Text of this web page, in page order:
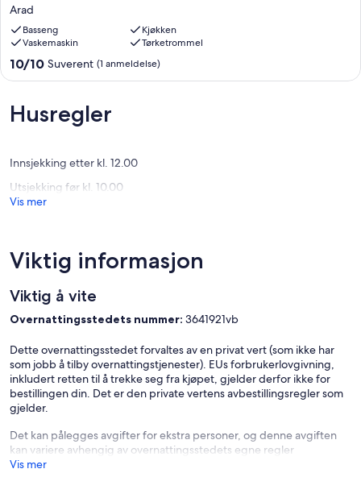
-
ARED
Luxurious
Apartments
Arad
Arad
Basseng
Kjøkken
Vaskemaskin
Tørketrommel
10.0
av
Suverent,
(1
10/10 Suverent (1 anmeldelse)
Husregler
Innsjekking etter kl. 12.00
Utsjekking før kl. 10.00
Vis mer
Viktig informasjon
Viktig å vite
Overnattingsstedets nummer: 3641921vb
Dette overnattingsstedet forvaltes av en privat vert (som ikke har
som jobb å tilby overnattingstjenester). EUs forbrukerlovgivning,
inkludert retten til å trekke seg fra kjøpet, gjelder derfor ikke for
bestillingen din. Det er den private vertens avbestillingsregler som
gjelder.
Det kan pålegges avgifter for ekstra personer, og denne avgiften
kan variere avhengig av overnattingsstedets egne regler
Vis mer